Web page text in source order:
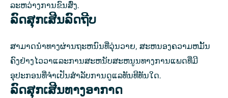
ລະຫວ່າງການຂົນສົ່ງ.
ລົດສຸກເສີນລົດຖີບ
ສາມາດນໍາທາງຜ່ານຖະຫນົນທີ່ວຸ່ນວາຍ, ສະຫນອງຄວາມຫມັ້ນ
ຄົງຢ່າງໄວວາແລະການສະຫນັບສະຫນູນທາງການແພດທີ່ມີ
ອຸປະກອນທີ່ຈໍາເປັນສໍາລັບການດູແລທັນທີທັນໃດ.
ລົດສຸກເສີນທາງອາກາດ